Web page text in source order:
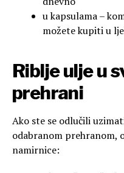
u kapsulama –
možete kupiti u
Riblje ulje u
prehrani
Ako ste se odlučili
odabranom prehranom,
namirnice: